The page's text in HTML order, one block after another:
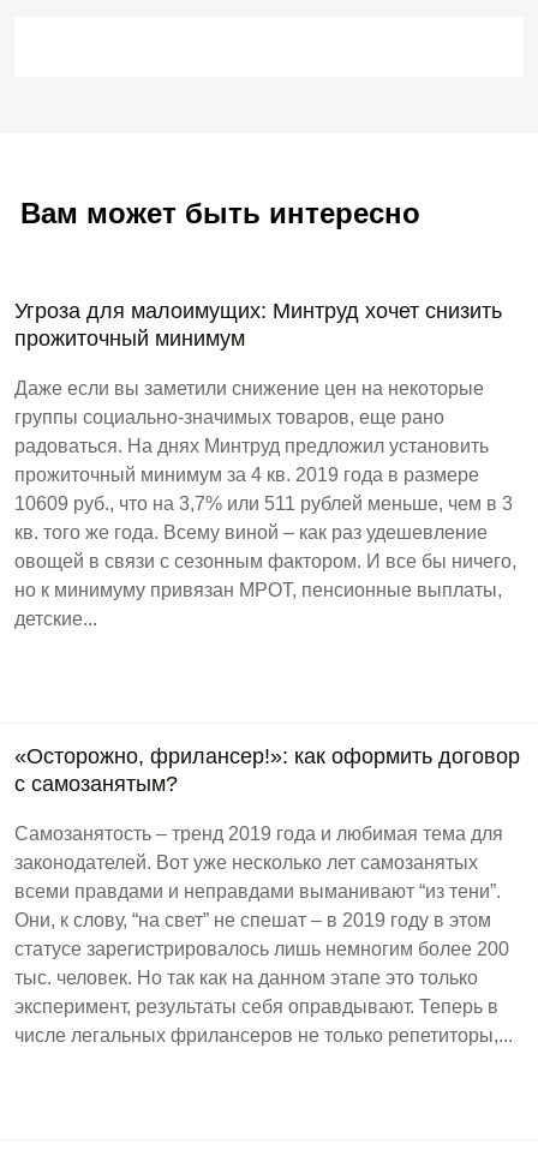
Вам может быть интересно
Угроза для малоимущих: Минтруд хочет снизить
прожиточный минимум
Даже если вы заметили снижение цен на некоторые
группы социально-значимых товаров, еще рано
радоваться. На днях Минтруд предложил установить
прожиточный минимум за 4 кв. 2019 года в размере
10609 руб., что на 3,7% или 511 рублей меньше, чем в 3
кв. того же года. Всему виной – как раз удешевление
овощей в связи с сезонным фактором. И все бы ничего,
но к минимуму привязан МРОТ, пенсионные выплаты,
детские...
«Осторожно, фрилансер!»: как оформить договор
с самозанятым?
Самозанятость – тренд 2019 года и любимая тема для
законодателей. Вот уже несколько лет самозанятых
всеми правдами и неправдами выманивают “из тени”.
Они, к слову, “на свет” не спешат – в 2019 году в этом
статусе зарегистрировалось лишь немногим более 200
тыс. человек. Но так как на данном этапе это только
эксперимент, результаты себя оправдывают. Теперь в
числе легальных фрилансеров не только репетиторы,...